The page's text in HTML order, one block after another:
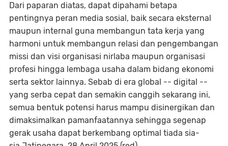
Dari paparan diatas, dapat dipahami betapa
pentingnya peran media sosial, baik secara eksternal
maupun internal guna membangun tata kerja yang
harmoni untuk membangun relasi dan pengembangan
missi dan visi organisasi nirlaba maupun organisasi
profesi hingga lembaga usaha dalam bidang ekonomi
serta sektor lainnya. Sebab di era global -- digital --
yang serba cepat dan semakin canggih sekarang ini,
semua bentuk potensi harus mampu disinergikan dan
dimaksimalkan pamanfaatannya sehingga segenap
gerak usaha dapat berkembang optimal tiada sia-